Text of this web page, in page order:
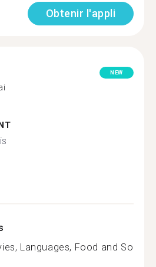
Obtenir l'appli
NEW
Languages, Food and So